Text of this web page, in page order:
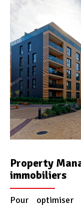
Property
immobiliers
Pour